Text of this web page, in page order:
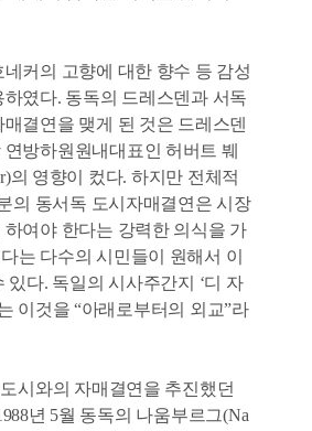
커의 고향에 대한 향수 등 감성
였다. 동독의 드레스덴과 서독
결연을 맺게 된 것은 드레스덴
방하원원내대표인 허버트 붸
의 영향이 컸다. 하지만 전체적
의 동서독 도시자매결연은 시장
여야 한다는 강력한 의식을 가
는 다수의 시민들이 원해서 이
있다. 독일의 시사주간지 ‘디 자
이것을 “아래로부터의 외교”라
시와의 자매결연을 추진했던
년 5월 동독의 나움부르그(Na